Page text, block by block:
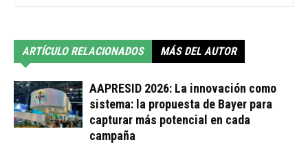
ARTÍCULO RELACIONADOS MÁS DEL AUTOR
AAPRESID 2026: La innovación como
sistema: la propuesta de Bayer para
capturar más potencial en cada
campaña